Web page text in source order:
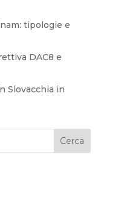
tipologie e
DAC8 e
Slovacchia in